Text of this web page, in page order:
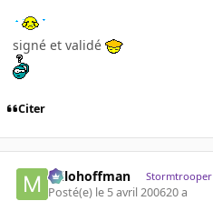
signé et validé
Citer
milohoffman Stormtrooper
Posté(e) le 5 avril 200620 a